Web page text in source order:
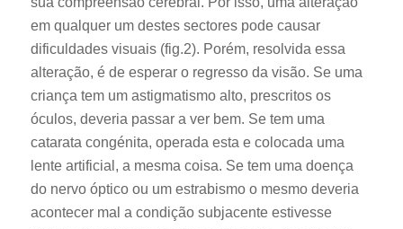
em qualquer um destes sectores pode causar
dificuldades visuais (fig.2). Porém, resolvida essa
alteração, é de esperar o regresso da visão. Se uma
criança tem um astigmatismo alto, prescritos os
óculos, deveria passar a ver bem. Se tem uma
catarata congénita, operada esta e colocada uma
lente artificial, a mesma coisa. Se tem uma doença
do nervo óptico ou um estrabismo o mesmo deveria
acontecer mal a condição subjacente estivesse